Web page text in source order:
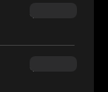
$54.90
$34.95